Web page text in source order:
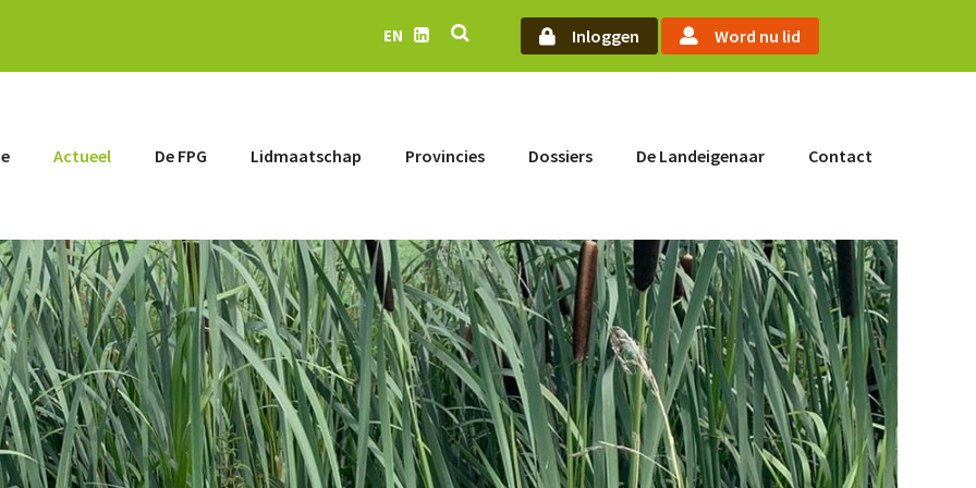
EN
Inloggen Word nu lid
Actueel De FPG Lidmaatschap Provincies Dossiers De Landeigenaar Contact
Home
Actueel
Nieuws